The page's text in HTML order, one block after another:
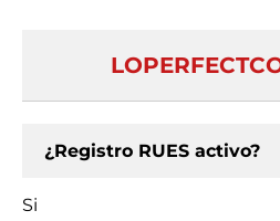
¿Registro RUES activo?
Si